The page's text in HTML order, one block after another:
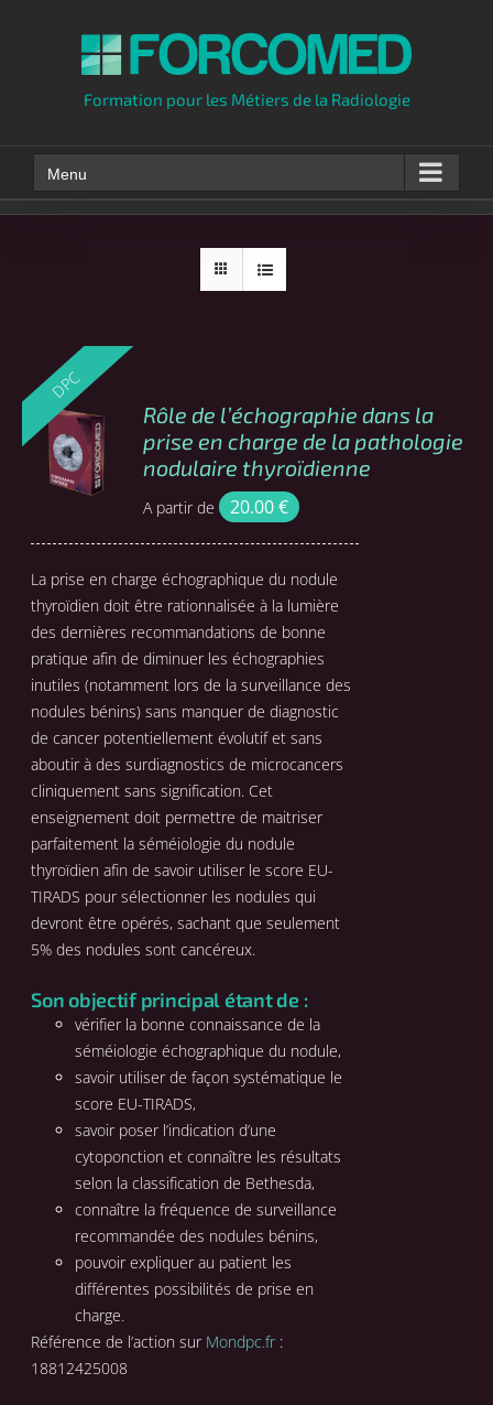
Formation pour les Métiers de la Radiologie
Menu
COMMANDER
CE
PRODUIT
OPTIONS
PEUVENT
ÊTRE
CHOISIES
SUR
LA
PAGE
PRODUIT
/
DÉTAILS
DPC
Rôle de l’échographie dans la
prise en charge de la pathologie
nodulaire thyroïdienne
A partir de 20.00€
La prise en charge échographique du nodule
thyroïdien doit être rationnalisée à la lumière
des dernières recommandations de bonne
pratique afin de diminuer les échographies
inutiles (notamment lors de la surveillance des
nodules bénins) sans manquer de diagnostic
de cancer potentiellement évolutif et sans
aboutir à des surdiagnostics de microcancers
cliniquement sans signification. Cet
enseignement doit permettre de maitriser
parfaitement la séméiologie du nodule
thyroïdien afin de savoir utiliser le score EU-
TIRADS pour sélectionner les nodules qui
devront être opérés, sachant que seulement
5% des nodules sont cancéreux.
Son objectif principal étant de :
vérifier la bonne connaissance de la
séméiologie échographique du nodule,
savoir utiliser de façon systématique le
score EU-TIRADS,
savoir poser l’indication d’une
cytoponction et connaître les résultats
selon la classification de Bethesda,
connaître la fréquence de surveillance
recommandée des nodules bénins,
pouvoir expliquer au patient les
différentes possibilités de prise en
charge.
Référence de l’action sur Mondpc.fr :
18812425008